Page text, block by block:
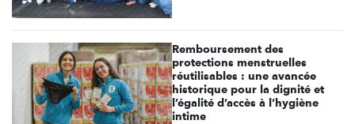
Remboursement des
protections menstruelles
réutilisables : une avancée
historique pour la dignité et
l’égalité d’accès à l’hygiène
intime